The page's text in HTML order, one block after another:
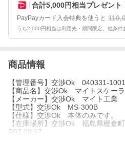
合計5,000円相当プレゼント
PayPayカード入会特典を使うと
うち2,000円相当は利用先・期間限定。他条件
商品情報
【管理番号】交渉Ok 040331-
【商品名】交渉Ok マイトスケー
【メーカー】交渉Ok マイト工業
【型式】交渉Ok MS-300B
【仕様】交渉Ok 本体のみです。
【在庫場所】交渉Ok 福島県棚倉町
R07.09.17